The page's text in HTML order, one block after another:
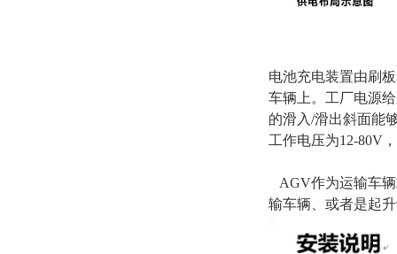
电池充电装置由刷
车辆上。工厂电源
的滑入/滑出斜面能
工作电压为12-80V
AGV作为运输车
输车辆、或者是起